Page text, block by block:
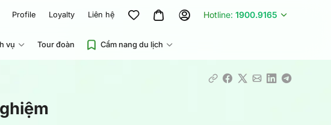
Profile Loyalty Liên hệ Hotline: 1900.9165
vụ Tour đoàn Cẩm nang du lịch